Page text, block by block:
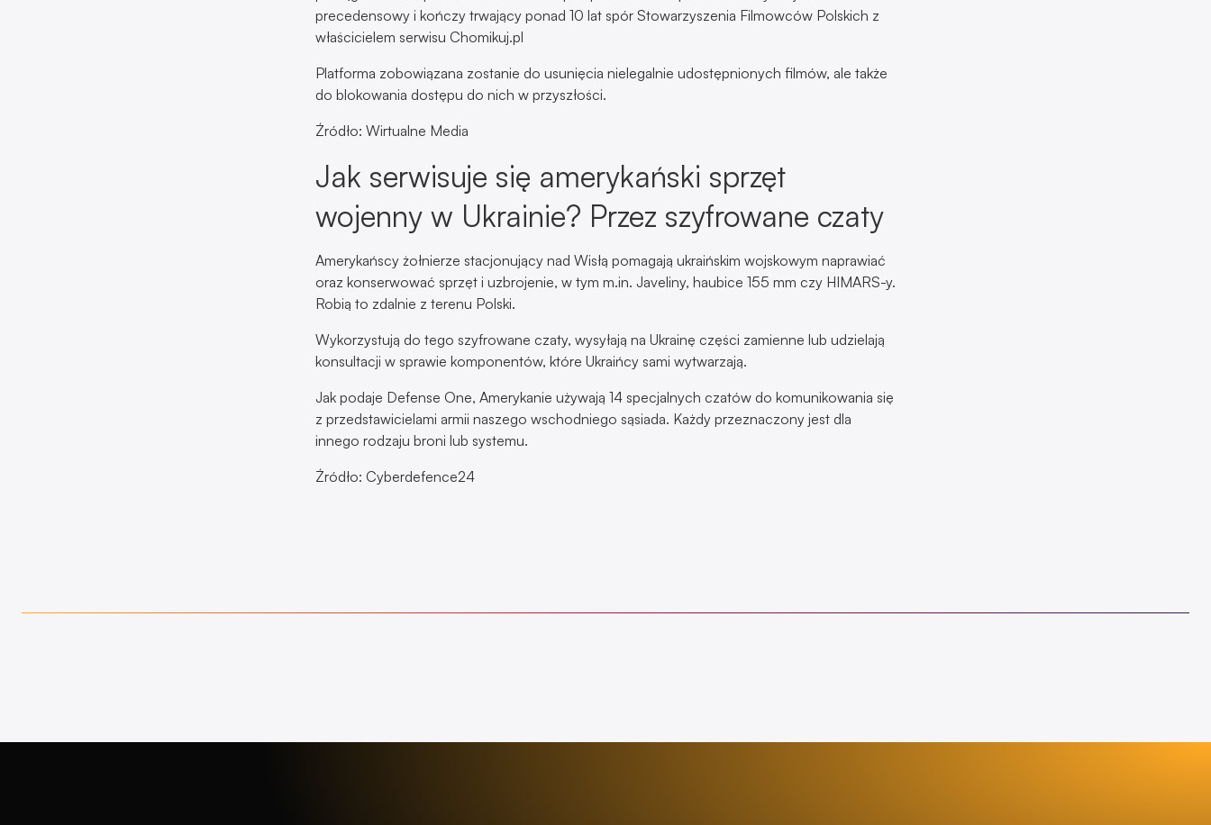
precedensowy i kończy trwający ponad 10 lat spór Stowarzyszenia Filmowców Polskich z
właścicielem serwisu Chomikuj.pl
Platforma zobowiązana zostanie do usunięcia nielegalnie udostępnionych filmów, ale także
do blokowania dostępu do nich w przyszłości.
Źródło: Wirtualne Media
Jak serwisuje się amerykański sprzęt
wojenny w Ukrainie? Przez szyfrowane czaty
Amerykańscy żołnierze stacjonujący nad Wisłą pomagają ukraińskim wojskowym naprawiać
oraz konserwować sprzęt i uzbrojenie, w tym m.in. Javeliny, haubice 155 mm czy HIMARS-y.
Robią to zdalnie z terenu Polski.
Wykorzystują do tego szyfrowane czaty, wysyłają na Ukrainę części zamienne lub udzielają
konsultacji w sprawie komponentów, które Ukraińcy sami wytwarzają.
Jak podaje Defense One, Amerykanie używają 14 specjalnych czatów do komunikowania się
z przedstawicielami armii naszego wschodniego sąsiada. Każdy przeznaczony jest dla
innego rodzaju broni lub systemu.
Źródło: Cyberdefence24